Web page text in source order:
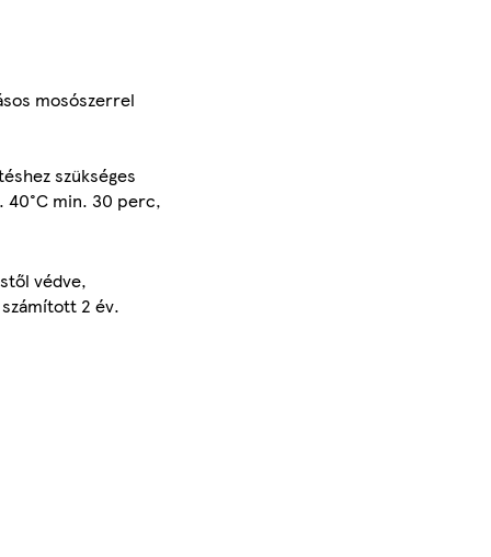
mosószerrel
szükséges
40°C min. 30 perc,
védve,
2 év.